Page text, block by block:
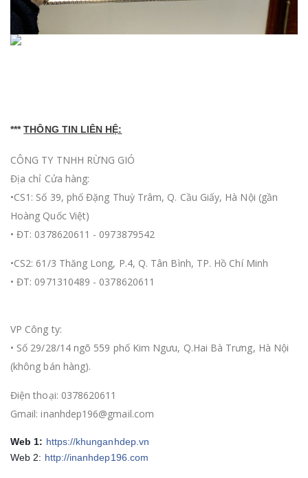
*** THÔNG TIN LIÊN HỆ:
CÔNG TY TNHH RỪNG GIÓ
Địa chỉ Cửa hàng:
•CS1: Số 39, phố Đặng Thuỳ Trâm, Q. Cầu Giấy, Hà Nội (gần
Hoàng Quốc Việt)
• ĐT: 0378620611 - 0973879542
•CS2: 61/3 Thăng Long, P.4, Q. Tân Bình, TP. Hồ Chí Minh
• ĐT: 0971310489 - 0378620611
VP Công ty:
• Số 29/28/14 ngõ 559 phố Kim Ngưu, Q.Hai Bà Trưng, Hà Nội
(không bán hàng).
Điện thoại: 0378620611
Gmail: inanhdep196@gmail.com
Web 1: https://khunganhdep.vn
Web 2: http://inanhdep196.com